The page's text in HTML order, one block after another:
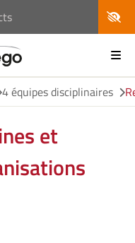
4 équipes disciplinaires
et